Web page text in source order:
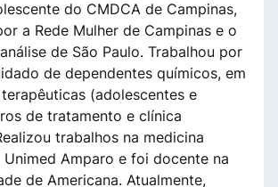
do CMDCA de Campinas,
a Rede Mulher de Campinas e o
de São Paulo. Trabalhou por
de dependentes químicos, em
(adolescentes e
de tratamento e clínica
trabalhos na medicina
Amparo e foi docente na
de Americana. Atualmente,